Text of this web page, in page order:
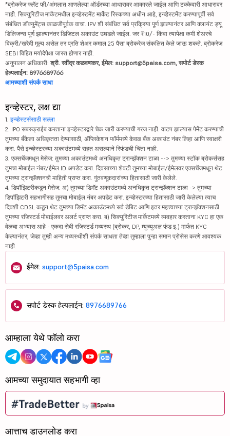
*ब्रोकरेज फ्लॅट फी/अंमलात आणलेल्या ऑर्डरच्या आधारावर आकारले जाईल आणि टक्केवारी आधारावर
नाही. सिक्युरिटीज मार्केटमधील इन्व्हेस्टमेंट मार्केट रिस्कच्या अधीन आहे, इन्व्हेस्टमेंट करण्यापूर्वी सर्व
संबंधित डॉक्युमेंट्स काळजीपूर्वक वाचा. IPV शी संबंधित सर्व प्रक्रिया पूर्ण झाल्यानंतर आणि क्लायंट ड्यू
डिलिजन्स पूर्ण झाल्यानंतर डिजिटल अकाउंट उघडले जाईल. जर ₹10/- किंवा त्यापेक्षा कमी शेअरचे
विक्री/खरेदी मूल्य असेल तर प्रति शेअर कमाल 25 पैसा ब्रोकरेज संकलित केले जाऊ शकते. ब्रोकरेज
SEBI विहित मर्यादेपेक्षा जास्त होणार नाही.
अनुपालन अधिकारी: श्री. रवींद्र कळवणकर, ईमेल: support@5paisa.com, सपोर्ट डेस्क
हेल्पलाईन: 8976689766
आमच्याशी संपर्क साधा
इन्व्हेस्टर, लक्ष द्या
1. इन्व्हेस्टर्ससाठी सल्ला
2. IPO सबस्क्राईब करताना इन्व्हेस्टरद्वारे चेक जारी करण्याची गरज नाही. वाटप झाल्यास पेमेंट करण्याची
तुमच्या बँकेला अधिकृतता देण्यासाठी, ॲप्लिकेशन फॉर्ममध्ये केवळ बँक अकाउंट नंबर लिहा आणि स्वाक्षरी
करा. पैसे इन्व्हेस्टरच्या अकाउंटमध्ये राहत असल्याने रिफंडची चिंता नाही.
3. एक्सचेंजमधून मेसेज: तुमच्या अकाउंटमध्ये अनधिकृत ट्रान्झॅक्शन टाळा --> तुमच्या स्टॉक ब्रोकर्ससह
तुमचा मोबाईल नंबर/ईमेल ID अपडेट करा. दिवसाच्या शेवटी तुमच्या मोबाईल/ईमेलवर एक्सचेंजमधून थेट
तुमच्या ट्रान्झॅक्शनची माहिती प्राप्त करा. गुंतवणूकदारांच्या हितासाठी जारी केलेले.
4. डिपॉझिटरीकडून मेसेज: अ) तुमच्या डिमॅट अकाउंटमध्ये अनधिकृत ट्रान्झॅक्शन टाळा -> तुमच्या
डिपॉझिटरी सहभागीसह तुमचा मोबाईल नंबर अपडेट करा. इन्व्हेस्टरच्या हितासाठी जारी केलेल्या त्याच
दिवशी CDSL कडून थेट तुमच्या डिमॅट अकाउंटमध्ये सर्व डेबिट आणि इतर महत्त्वाच्या ट्रान्झॅक्शनसाठी
तुमच्या रजिस्टर्ड मोबाईलवर अलर्ट प्राप्त करा. ब) सिक्युरिटीज मार्केटमध्ये व्यवहार करताना KYC हा एक
वेळचा अभ्यास आहे - एकदा सेबी रजिस्टर्ड मध्यस्थ (ब्रोकर, DP, म्युच्युअल फंड इ.) मार्फत KYC
केल्यानंतर, जेव्हा तुम्ही अन्य मध्यस्थीशी संपर्क साधता तेव्हा तुम्हाला पुन्हा समान प्रोसेस करणे आवश्यक
नाही.
ईमेल: support@5paisa.com
सपोर्ट डेस्क हेल्पलाईन: 8976689766
आम्हाला येथे फॉलो करा
आमच्या समुदायात सहभागी व्हा
आत्ताच डाउनलोड करा